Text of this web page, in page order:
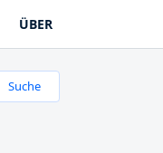
ÜBER
Suche